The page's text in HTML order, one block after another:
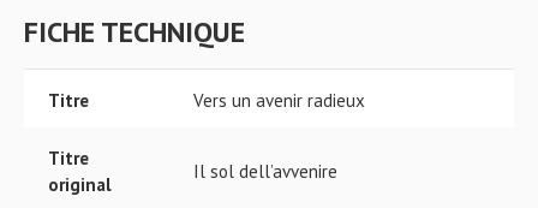
FICHE TECHNIQUE
Titre Vers un avenir radieux
Titre
original
Il sol dell’avvenire